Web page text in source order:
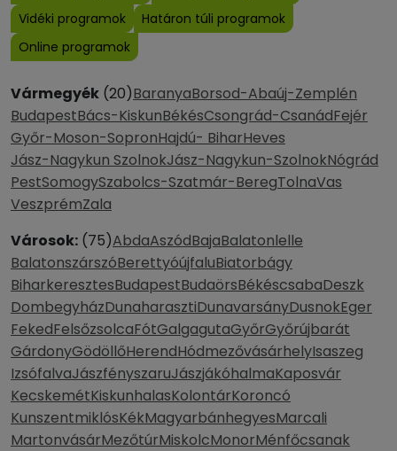
Vidéki programok
Határon túli programok
Online programok
Vármegyék (20)BaranyaBorsod-Abaúj-Zemplén
BudapestBács-KiskunBékésCsongrád-CsanádFejér
Győr-Moson-SopronHajdú- BiharHeves
Jász-Nagykun SzolnokJász-Nagykun-SzolnokNógrád
PestSomogySzabolcs-Szatmár-BeregTolnaVas
VeszprémZala
Városok: (75)AbdaAszódBajaBalatonlelle
BalatonszárszóBerettyóújfaluBiatorbágy
BiharkeresztesBudapestBudaörsBékéscsabaDeszk
DombegyházDunaharasztiDunavarsányDusnokEger
FekedFelsőzsolcaFótGalgagutaGyőrGyőrújbarát
GárdonyGödöllőHerendHódmezővásárhelyIsaszeg
IzsófalvaJászfényszaruJászjákóhalmaKaposvár
KecskemétKiskunhalasKolontárKoroncó
KunszentmiklósKékMagyarbánhegyesMarcali
MartonvásárMezőtúrMiskolcMonorMénfőcsanak